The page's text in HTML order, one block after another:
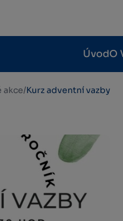
ÚvodO
akce/Kurz adventní vazby